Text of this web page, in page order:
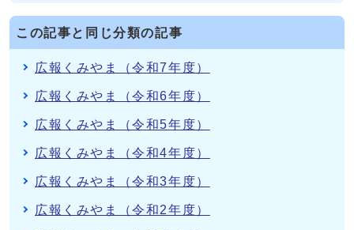
この記事と同じ分類の記事
広報くみやま（令和7年度）
広報くみやま（令和6年度）
広報くみやま（令和5年度）
広報くみやま（令和4年度）
広報くみやま（令和3年度）
広報くみやま（令和2年度）